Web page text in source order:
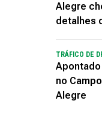
Alegre
detalhes
TRÁFICO DE
no
Alegre